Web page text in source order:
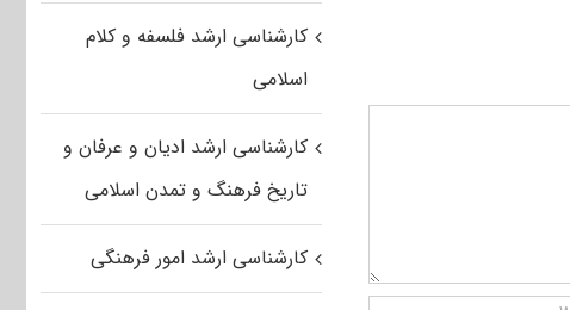
کارشناسی ارشد فلسفه و کلام
اسلامی
کارشناسی ارشد ادیان و عرفان و
تاریخ فرهنگ و تمدن اسلامی
کارشناسی ارشد امور فرهنگی